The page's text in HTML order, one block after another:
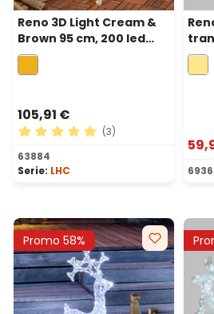
Reno 3D Light Cream &
Brown 95 cm, 200 led
blanco extra cálido
105,91 €
Calificación promedio de 5 de
(3)
63884
Serie: LHC
240
Promo 58%